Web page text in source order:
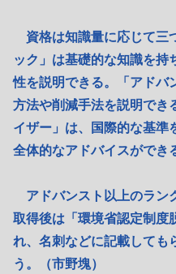
資格は知識量に応じて三
ック」は基礎的な知識を持
性を説明できる。「アドバ
方法や削減手法を説明でき
イザー」は、国際的な基準
全体的なアドバイスができ
アドバンスト以上のラン
取得後は「環境省認定制度
れ、名刺などに記載しても
う。（市野塊）